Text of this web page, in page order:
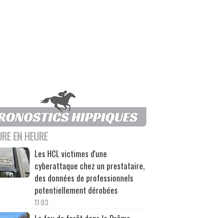
EN HEURE
Les HCL victimes d'une
cyberattaque chez un prestataire,
des données de professionnels
potentiellement dérobées
11:03